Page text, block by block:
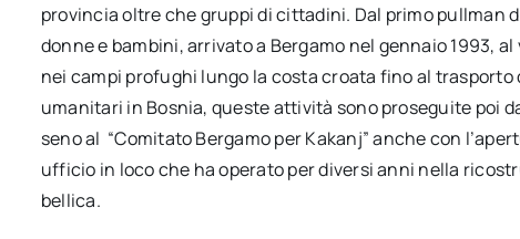
provincia oltre che gruppi di cittadini. Dal primo pullman
donne e bambini, arrivato a Bergamo nel gennaio 1993,
nei campi profughi lungo la costa croata fino al trasporto
umanitari in Bosnia, queste attività sono proseguite poi
seno al “Comitato Bergamo per Kakanj” anche con
ufficio in loco che ha operato per diversi anni nella
bellica.